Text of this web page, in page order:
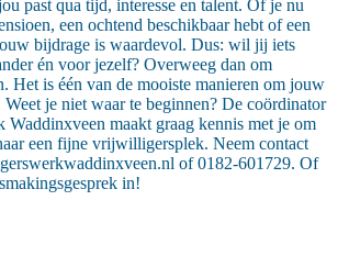
past qua tijd, interesse en talent. Of je nu
een ochtend beschikbaar hebt of een
bijdrage is waardevol. Dus: wil jij iets
én voor jezelf? Overweeg dan om
Het is één van de mooiste manieren om jouw
Weet je niet waar te beginnen? De coördinator
maakt graag kennis met je om
een fijne vrijwilligersplek. Neem contact
of 0182-601729. Of
in!